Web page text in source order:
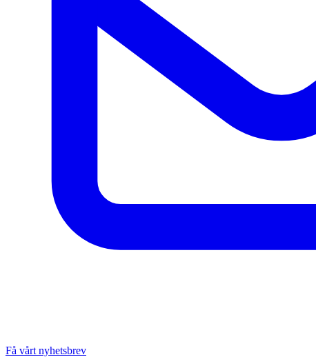
Få vårt nyhetsbrev